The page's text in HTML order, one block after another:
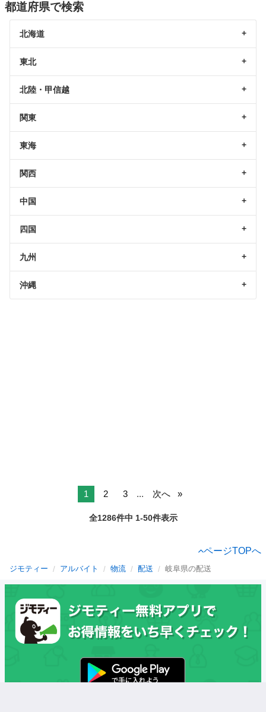
都道府県で検索
北海道
東北
北陸・甲信越
関東
東海
関西
中国
四国
九州
沖縄
1 2 3 ... 次へ
全1286件中 1-50件表示
ページTOPへ
ジモティー アルバイト 物流 配送 岐阜県の配送